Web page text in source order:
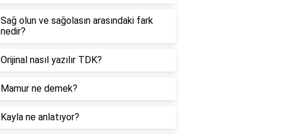
Sağ olun ve sağolasın arasındaki fark
nedir?
Orijinal nasıl yazılır TDK?
Mamur ne demek?
Kayla ne anlatıyor?